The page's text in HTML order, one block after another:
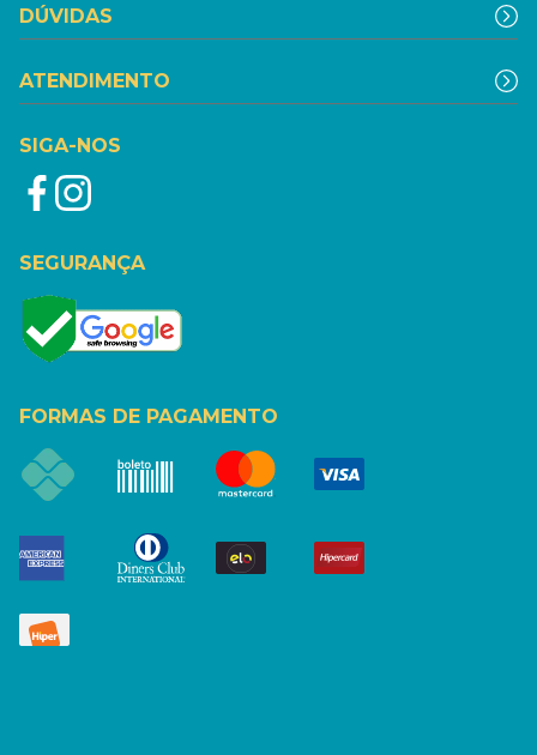
DÚVIDAS
ATENDIMENTO
SIGA-NOS
SEGURANÇA
FORMAS DE PAGAMENTO